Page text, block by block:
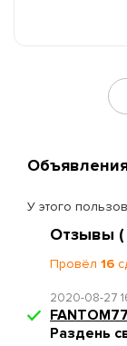
У этого
Отзывы (
Провёл 16
2020-08-27
Раздень